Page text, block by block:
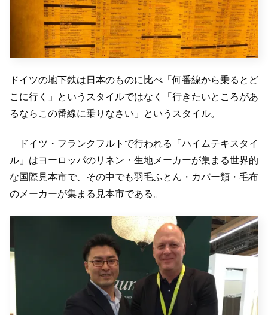
ドイツの地下鉄は日本のものに比べ「何番線から乗るとど
こに行く」というスタイルではなく「行きたいところがあ
るならこの番線に乗りなさい」というスタイル。
ドイツ・フランクフルトで行われる「ハイムテキスタイ
ル」はヨーロッパのリネン・生地メーカーが集まる世界的
な国際見本市で、その中でも羽毛ふとん・カバー類・毛布
のメーカーが集まる見本市である。